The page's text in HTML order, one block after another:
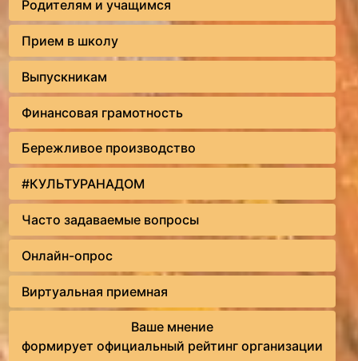
Родителям и учащимся
Прием в школу
Выпускникам
Финансовая грамотность
Бережливое производство
#КУЛЬТУРАНАДОМ
Часто задаваемые вопросы
Онлайн-опрос
Виртуальная приемная
Ваше мнение
формирует официальный рейтинг организации